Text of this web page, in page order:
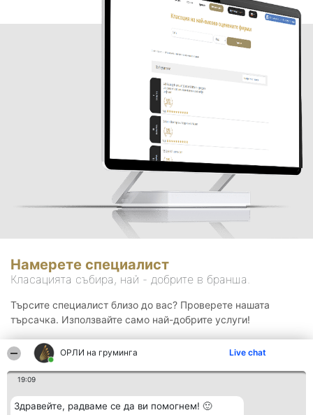
ОРЛИ на груминга Live chat
19:09
Здравейте, радваме се да ви помогнем! 🙂
Намерете специалист
Класацията събира, най - добрите в бранша.
Търсите специалист близо до вас? Проверете нашата
търсачка. Използвайте само най-добрите услуги!